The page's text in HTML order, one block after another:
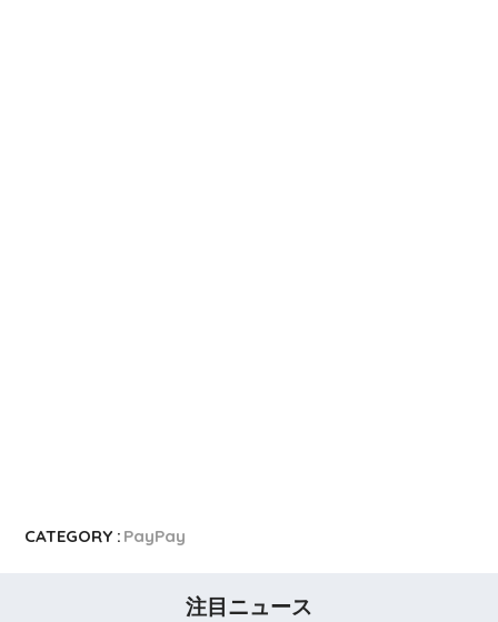
CATEGORY : PayPay
注目ニュース